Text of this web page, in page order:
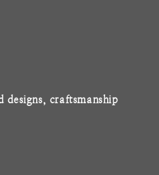
designs, craftsmanship